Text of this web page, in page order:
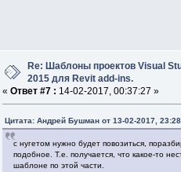
Re: Шаблоны проектов Visual
2015 для Revit add-ins.
« Ответ #7 : 14-02-2017, 00:37:27 »
Цитата: Андрей Бушман от 13-02-2017,
с нугетом нужно будет повозиться,
подобное. Т.е. получается, что какое-то
шаблоне по этой части.